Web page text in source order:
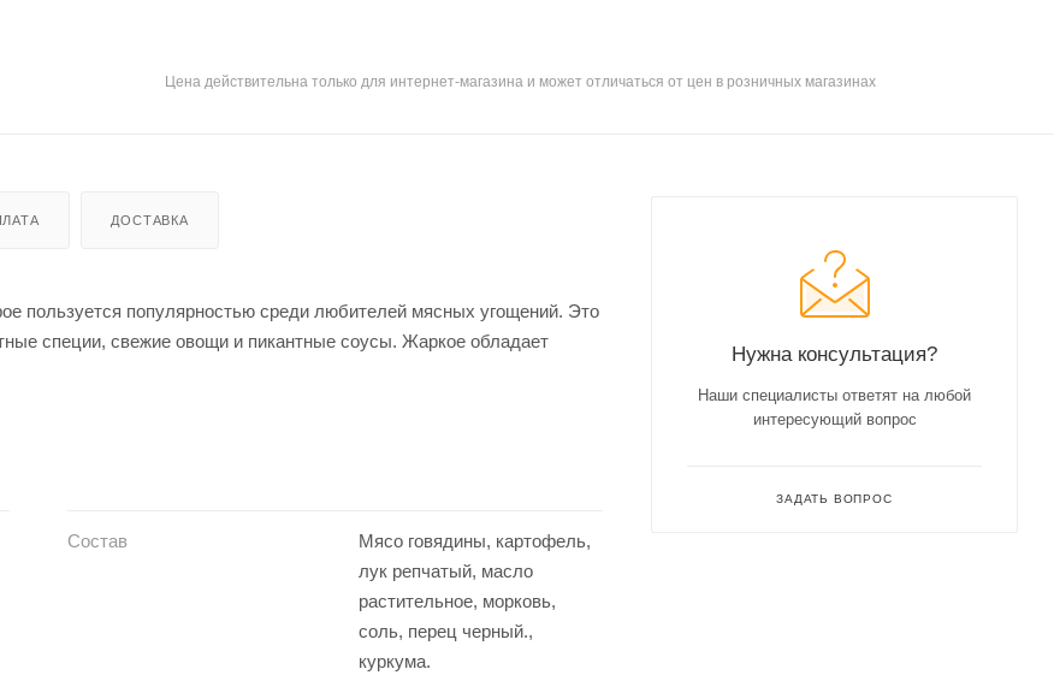
Цена действительна только для интернет-магазина и может отличаться от цен в розничных магазинах
ДОСТАВКА
пользуется популярностью среди любителей мясных угощений. Это
специи, свежие овощи и пикантные соусы. Жаркое обладает
Состав
Мясо говядины, картофель,
лук репчатый, масло
растительное, морковь,
соль, перец черный.,
куркума.
Нужна консультация?
Наши специалисты ответят на любой
интересующий вопрос
ЗАДАТЬ ВОПРОС